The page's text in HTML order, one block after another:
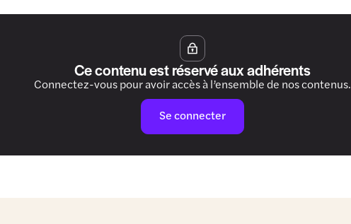
Ce contenu est réservé aux adhérents
Connectez-vous pour avoir accès à l’ensemble de nos contenus.
Se connecter